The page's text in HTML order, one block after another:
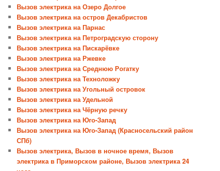
Вызов электрика на Озеро Долгое
Вызов электрика на остров Декабристов
Вызов электрика на Парнас
Вызов электрика на Петроградскую сторону
Вызов электрика на Пискарёвке
Вызов электрика на Ржевке
Вызов электрика на Среднюю Рогатку
Вызов электрика на Техноложку
Вызов электрика на Угольный островок
Вызов электрика на Удельной
Вызов электрика на Чёрную речку
Вызов электрика на Юго-Запад
Вызов электрика на Юго-Запад (Красносельский район
СПб)
Вызов электрика, Вызов в ночное время, Вызов
электрика в Приморском районе, Вызов электрика 24